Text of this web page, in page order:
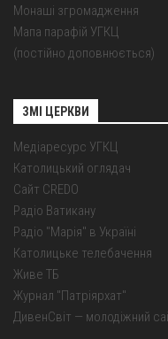
Монаші згромадження
Мапа парафій УГКЦ
(постійно доповнюється)
ЗМІ ЦЕРКВИ
Медіаресурс УГКЦ
Католицький оглядач
Сайт CREDO
Радіо Ватикану
Радіо "Марія" в Україні
Католицьке телебачення
Живе ТБ
Журнал "Патріярхат"
ДивенСвіт — молодіжний